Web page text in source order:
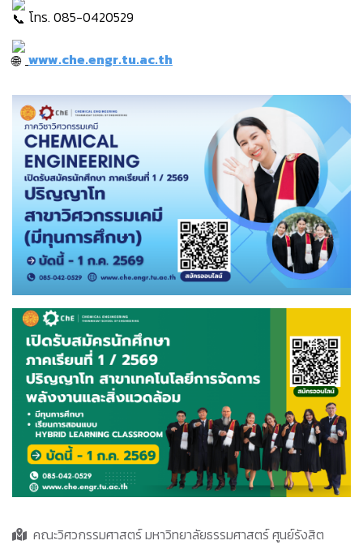
โทร. 085-0420529
www.che.engr.tu.ac.th
คณะวิศวกรรมศาสตร์ มหาวิทยาลัยธรรมศาสตร์ ศูนย์รังสิต